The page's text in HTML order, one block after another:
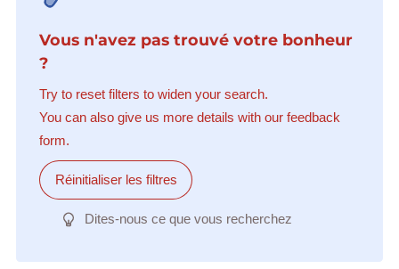
Vous n'avez pas trouvé votre bonheur
?
Try to reset filters to widen your search.
You can also give us more details with our feedback
form.
Réinitialiser les filtres
Dites-nous ce que vous recherchez